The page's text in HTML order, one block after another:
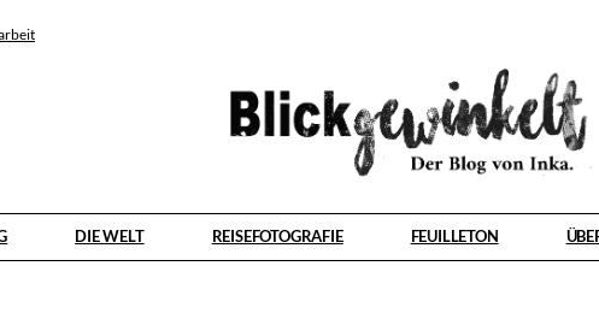
DIE WELT REISEFOTOGRAFIE FEUILLETON